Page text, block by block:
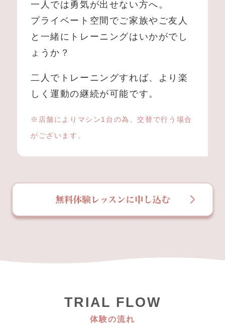
一人では勇気が出せない方へ。
プライベート空間でご家族やご友人
と一緒にトレーニングはいかがでし
ょうか？
二人でトレーニングすれば、より楽
しく運動の継続が可能です。
※店舗によりマシン1台の為、交替で行う場合
がございます。
TRIAL FLOW
体験の流れ